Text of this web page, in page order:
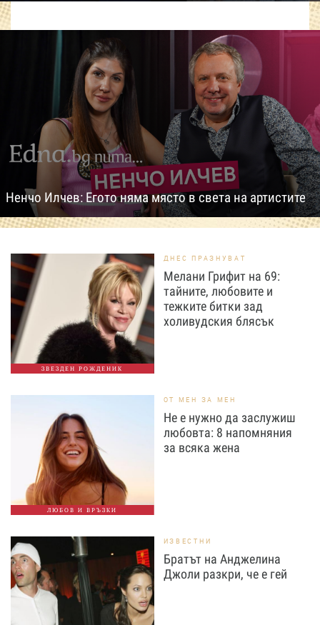
Ненчо Илчев: Егото няма място в света на артистите
ЗВЕЗДЕН РОЖДЕНИК
ДНЕС ПРАЗНУВАТ
Мелани Грифит на 69:
тайните, любовите и
тежките битки зад
холивудския блясък
ЛЮБОВ И ВРЪЗКИ
ОТ МЕН ЗА МЕН
Не е нужно да заслужиш
любовта: 8 напомняния
за всяка жена
ИЗВЕСТНИ
Братът на Анджелина
Джоли разкри, че е гей